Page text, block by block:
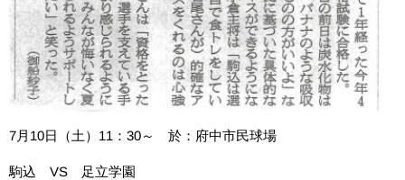
7月10日（土）11：30～ 於：府中市民球場
駒込 VS 足立学園